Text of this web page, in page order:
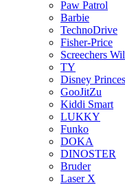
Paw Patrol
Barbie
TechnoDrive
Fisher-Price
Screechers
TY
Disney
GooJitZu
Kiddi Smart
LUKKY
Funko
DOKA
DINOSTER
Bruder
Laser X